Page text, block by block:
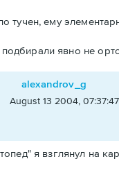
тучен, ему
подбирали явно не
alexandrov_g
August 13 2004,
я взглянул на